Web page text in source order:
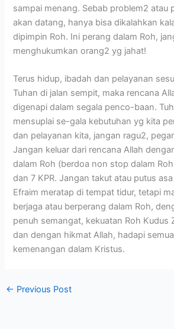
sampai menang. Sebab problem2 atau
akan datang, hanya bisa dikalahkan
dipimpin Roh. Ini perang dalam Roh,
menghukumkan orang2 yg jahat!
Terus hidup, ibadah dan pelayanan
Tuhan di jalan sempit, maka rencana
digenapi dalam segala penco-baan.
mensuplai se-gala kebutuhan yg kita
dan pelayanan kita, jangan ragu2,
Jangan keluar dari rencana Allah
dalam Roh (berdoa non stop dalam
dan 7 KPR. Jangan takut atau putus
Efraim meratap di tempat tidur, tetapi
berjaga atau berperang dalam Roh,
penuh semangat, kekuatan Roh Kudus
dan dengan hikmat Allah, hadapi
kemenangan dalam Kristus.
← Previous Post